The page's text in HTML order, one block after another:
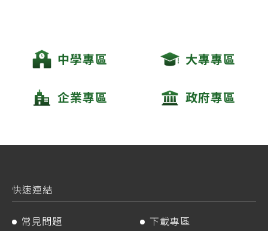
中學專區 大專專區
企業專區 政府專區
快速連結
常見問題
下載專區